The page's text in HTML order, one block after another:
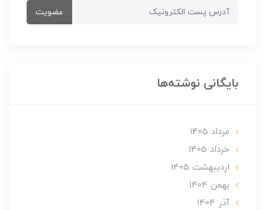
عضویت
بایگانی نوشته‌ها
مرداد 1405
خرداد 1405
ارديبهشت 1405
بهمن 1404
آذر 1404